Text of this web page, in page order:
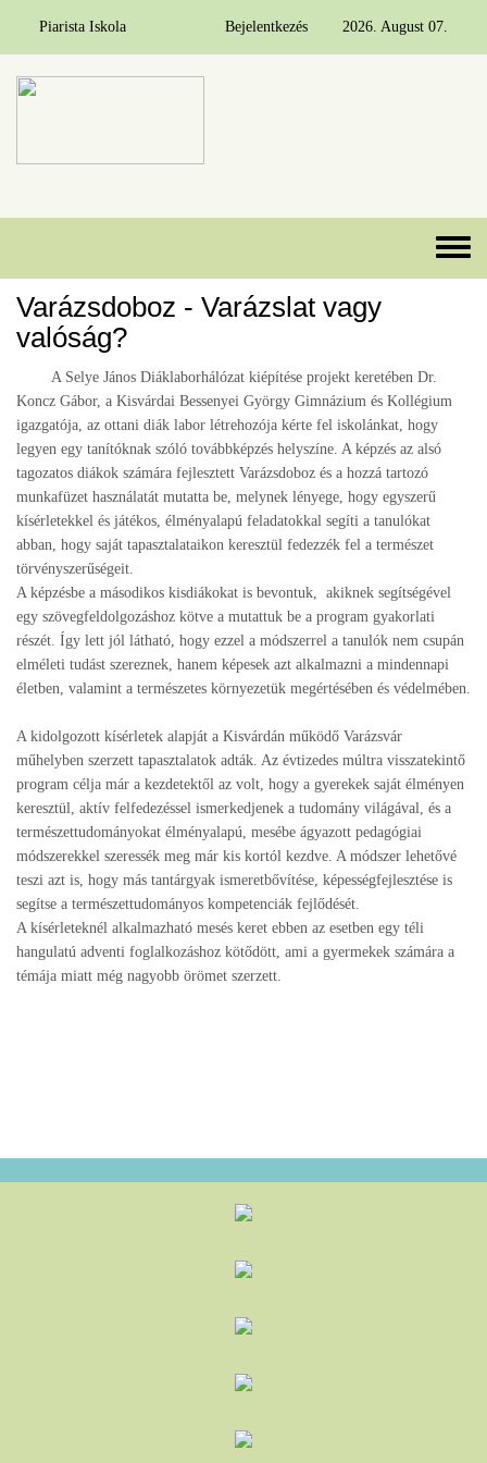
2026. August 07.
Piarista Iskola Bejelentkezés
Toggle
Varázsdoboz - Varázslat vagy
valóság?
A Selye János Diáklaborhálózat kiépítése projekt keretében Dr.
Koncz Gábor, a Kisvárdai Bessenyei György Gimnázium és Kollégium
igazgatója, az ottani diák labor létrehozója kérte fel iskolánkat, hogy
legyen egy tanítóknak szóló továbbképzés helyszíne. A képzés az alsó
tagozatos diákok számára fejlesztett Varázsdoboz és a hozzá tartozó
munkafüzet használatát mutatta be, melynek lényege, hogy egyszerű
kísérletekkel és játékos, élményalapú feladatokkal segíti a tanulókat
abban, hogy saját tapasztalataikon keresztül fedezzék fel a természet
törvényszerűségeit.
A képzésbe a másodikos kisdiákokat is bevontuk, akiknek segítségével
egy szövegfeldolgozáshoz kötve a mutattuk be a program gyakorlati
részét. Így lett jól látható, hogy ezzel a módszerrel a tanulók nem csupán
elméleti tudást szereznek, hanem képesek azt alkalmazni a mindennapi
életben, valamint a természetes környezetük megértésében és védelmében.
A kidolgozott kísérletek alapját a Kisvárdán működő Varázsvár
műhelyben szerzett tapasztalatok adták. Az évtizedes múltra visszatekintő
program célja már a kezdetektől az volt, hogy a gyerekek saját élményen
keresztül, aktív felfedezéssel ismerkedjenek a tudomány világával, és a
természettudományokat élményalapú, mesébe ágyazott pedagógiai
módszerekkel szeressék meg már kis kortól kezdve. A módszer lehetővé
teszi azt is, hogy más tantárgyak ismeretbővítése, képességfejlesztése is
segítse a természettudományos kompetenciák fejlődését.
A kísérleteknél alkalmazható mesés keret ebben az esetben egy téli
hangulatú adventi foglalkozáshoz kötődött, ami a gyermekek számára a
témája miatt még nagyobb örömet szerzett.